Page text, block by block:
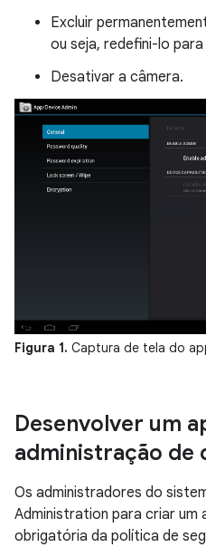
Excluir
ou seja, redefini-lo
Desativar a câmera.
Figura 1. Captura de tela do
Desenvolver um
administração de
Os administradores do
Administration para criar um
obrigatória da política de